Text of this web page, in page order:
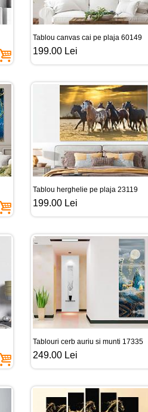
Tablou canvas cai pe plaja 60149
199.00 Lei
Tablou herghelie pe plaja 23119
199.00 Lei
Tablouri cerb auriu si munti 17335
249.00 Lei